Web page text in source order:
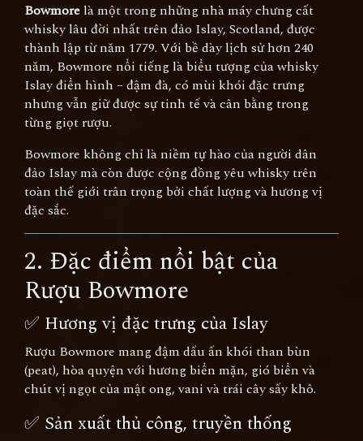
Bowmorelà một trong những nhà máy chưng cất
whisky lâu đời nhất trên đảo Islay, Scotland, được
thành lập từ năm 1779. Với bề dày lịch sử hơn 240
năm, Bowmore nổi tiếng là biểu tượng của whisky
Islay điển hình – đậm đà, có mùi khói đặc trưng
nhưng vẫn giữ được sự tinh tế và cân bằng trong
từng giọt rượu.
Bowmore không chỉ là niềm tự hào của người dân
đảo Islay mà còn được cộng đồng yêu whisky trên
toàn thế giới trân trọng bởi chất lượng và hương vị
đặc sắc.
2. Đặc điểm nổi bật của
Rượu Bowmore
✅ Hương vị đặc trưng của Islay
Rượu Bowmore mang đậm dấu ấn khói than bùn
(peat), hòa quyện với hương biển mặn, gió biển và
chút vị ngọt của mật ong, vani và trái cây sấy khô.
✅ Sản xuất thủ công, truyền thống